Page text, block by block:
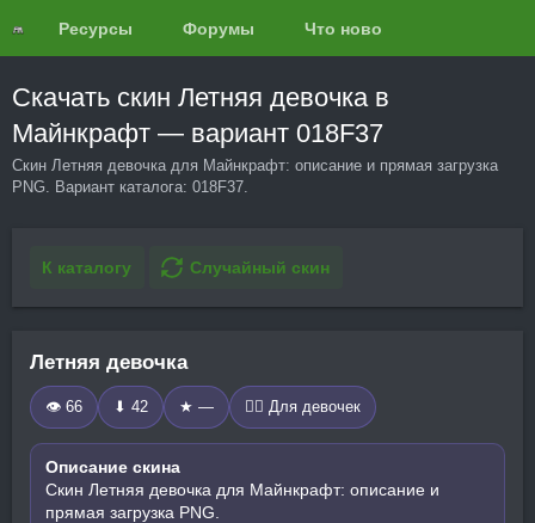
Ресурсы Форумы Что нового?
Скачать скин Летняя девочка в
Майнкрафт — вариант 018F37
Скин Летняя девочка для Майнкрафт: описание и прямая загрузка
PNG. Вариант каталога: 018F37.
К каталогу Случайный скин
Летняя девочка
👁 66 ⬇ 42 ★ — 🧍‍♀️ Для девочек
Описание скина
Скин Летняя девочка для Майнкрафт: описание и
прямая загрузка PNG.